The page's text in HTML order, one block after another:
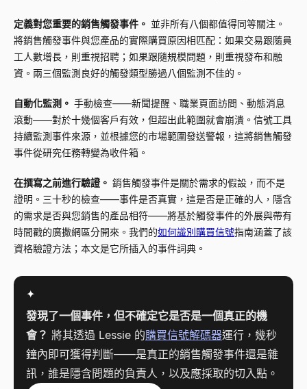
定義對您重要的銷售觸發事件。 並非所有八個都值得同等關注。
將銷售觸發事件與您產品的實際購買原因相匹配：如果交易跟隨員
工人數增長，則重視招聘；如果跟隨規模問題，則重視發布和融
資。兩三個監測良好的觸發類型勝過八個監測不佳的。
自動化監測。 手動檢查——新聞提醒、職業頁面訪問、動態消息
滾動——對於十幾個客戶有效，但超出此範圍就會崩潰。信號工具
持續監測事件來源，並根據您的市場範圍發送警報，這將銷售觸發
事件從研究任務轉變為收件箱。
在撰寫之前進行驗證。 銷售觸發事件是關於需求的假設，而不是
證明。三十秒的檢查——事件是否真實，這是否是正確的人，隱含
的需求是否與您銷售的產品相符——將基於觸發事件的外展與帶有
時間戳的廣撒網區分開來。我們的如何識別購買信號指南涵蓋了該
資格驗證方法；本文是它所插入的事件詞典。
✦
發現了一個事件，但不確定它是否是一個真正的機
會？ 將其透過 Lessie 的購買信號解碼器運行，幾秒
鐘內即可獲得判斷——是真正的銷售觸發事件還是雜
訊，誰是隱含問題的負責人，以及應採取的切入點。